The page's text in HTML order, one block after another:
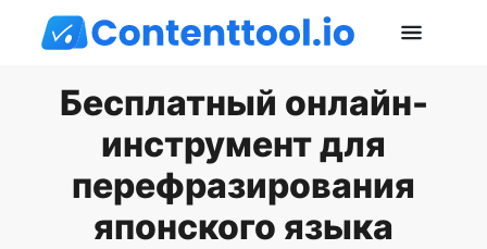
Бесплатный онлайн-
инструмент для
перефразирования
японского языка